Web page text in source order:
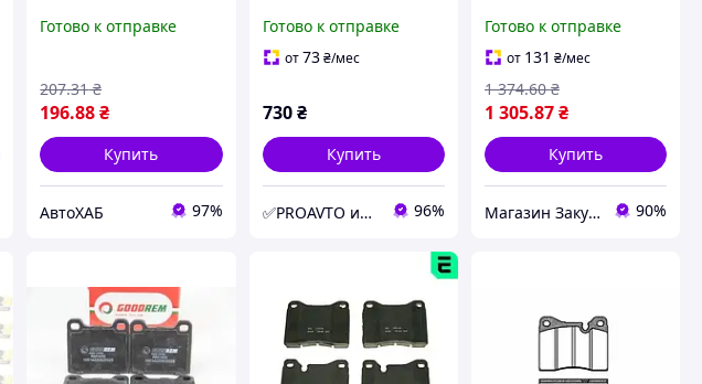
Готово к отправке
196.88₴
207.31 ₴
Купить
АвтоХАБ 97%
1984.03 RS 0014.10
Готово к отправке
от73 ₴/мес
730 ₴
Купить
✅PROAVTO интернет-магазин автозапчастей 96%
5 (E28) 1972-1989 г.
Готово к отправке
от 131 ₴/мес
1 305.87₴
1 374.60 ₴
Купить
Магазин Закупка 90%